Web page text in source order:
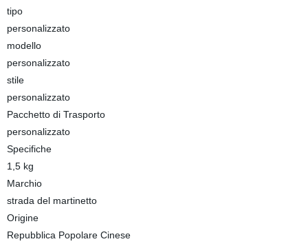
tipo
personalizzato
modello
personalizzato
stile
personalizzato
Pacchetto di Trasporto
personalizzato
Specifiche
1,5 kg
Marchio
strada del martinetto
Origine
Repubblica Popolare Cinese